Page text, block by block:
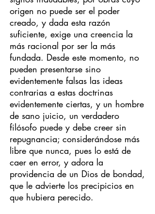
origen no puede ser el poder
creado, y dada esta razón
suficiente, exige una creencia la
más racional por ser la más
fundada. Desde este momento, no
pueden presentarse sino
evidentemente falsas las ideas
contrarias a estas doctrinas
evidentemente ciertas, y un hombre
de sano juicio, un verdadero
filósofo puede y debe creer sin
repugnancia; considerándose más
libre que nunca, pues lo está de
caer en error, y adora la
providencia de un Dios de bondad,
que le advierte los precipicios en
que hubiera perecido.